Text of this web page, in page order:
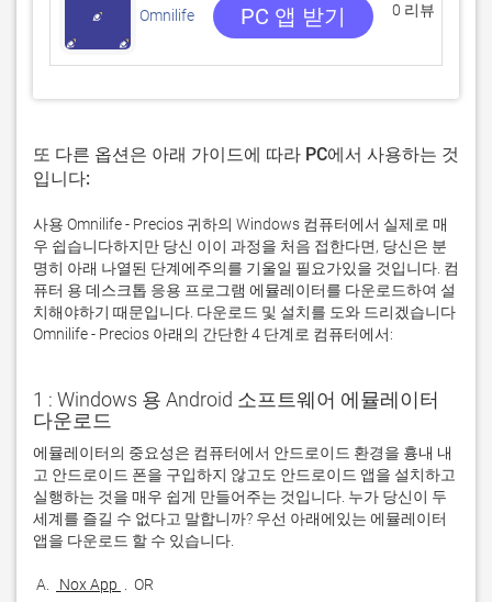
Omnilife PC 앱 받기
0 리뷰
또 다른 옵션은 아래 가이드에 따라 PC에서 사용하는 것
입니다:
사용 Omnilife - Precios 귀하의 Windows 컴퓨터에서 실제로 매
우 쉽습니다하지만 당신 이이 과정을 처음 접한다면, 당신은 분
명히 아래 나열된 단계에주의를 기울일 필요가있을 것입니다. 컴
퓨터 용 데스크톱 응용 프로그램 에뮬레이터를 다운로드하여 설
치해야하기 때문입니다. 다운로드 및 설치를 도와 드리겠습니다
Omnilife - Precios 아래의 간단한 4 단계로 컴퓨터에서:
1 : Windows 용 Android 소프트웨어 에뮬레이터
다운로드
에뮬레이터의 중요성은 컴퓨터에서 안드로이드 환경을 흉내 내
고 안드로이드 폰을 구입하지 않고도 안드로이드 앱을 설치하고
실행하는 것을 매우 쉽게 만들어주는 것입니다. 누가 당신이 두
세계를 즐길 수 없다고 말합니까? 우선 아래에있는 에뮬레이터
A. Nox App